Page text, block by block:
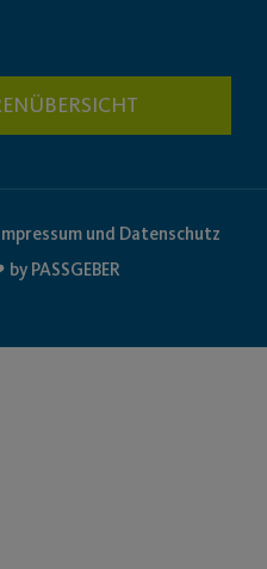
und Datenschutz
by PASSGEBER